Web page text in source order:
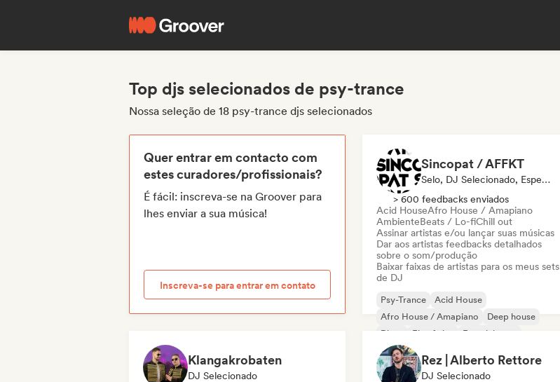
Top djs selecionados de psy-trance
Nossa seleção de 18 psy-trance djs selecionados
Quer entrar em contacto com
estes curadores/profissionais?
É fácil: inscreva-se na Groover para
lhes enviar a sua música!
Inscreva-se para entrar em contato
Sincopat / AFFKT
Selo, DJ Selecionado, Especialista Em Som
> 600 feedbacks enviados
Acid HouseAfro House / Amapiano
AmbienteBeats / Lo-fiChill out
Assinar artistas e/ou lançar suas músicas
Dar aos artistas feedbacks detalhados
sobre o som/produção
Baixar faixas de artistas para os meus sets
de DJ
Psy-Trance
Acid House
Afro House / Amapiano
Deep house
Disco
Eletrônica
French house
House music
Klangakrobaten
DJ Selecionado
Rez | Alberto Rettore
DJ Selecionado